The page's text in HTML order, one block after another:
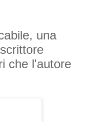
una
che l'autore